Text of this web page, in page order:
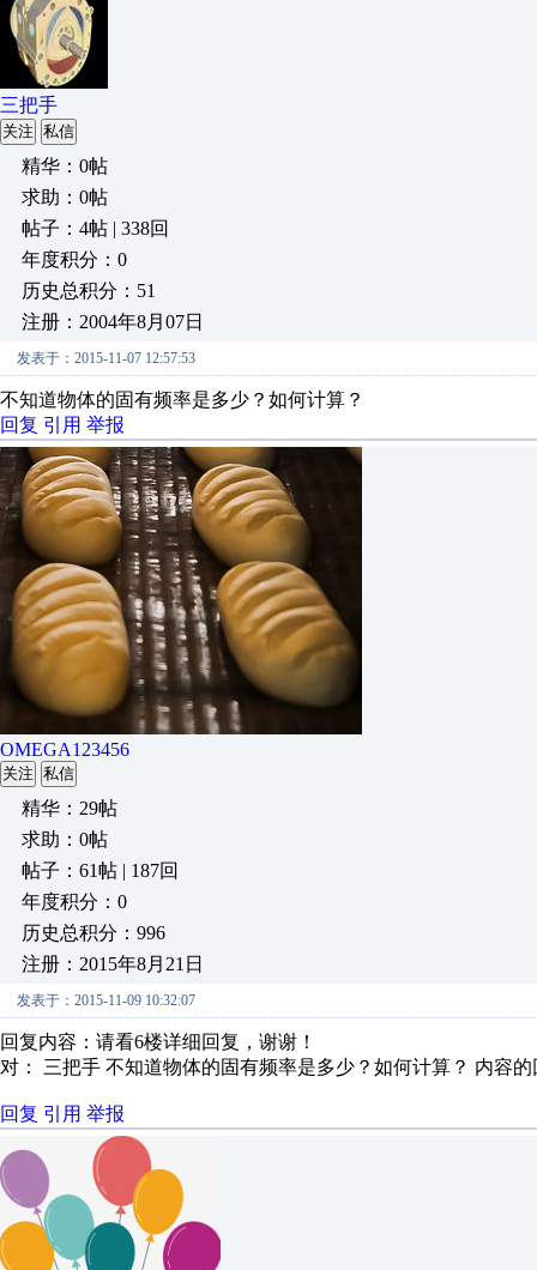
三把手
关注 私信
精华：0帖
求助：0帖
帖子：4帖 | 338回
年度积分：0
历史总积分：51
注册：2004年8月07日
发表于：2015-11-07 12:57:53
不知道物体的固有频率是多少？如何计算？
回复 引用 举报
OMEGA123456
关注 私信
精华：29帖
求助：0帖
帖子：61帖 | 187回
年度积分：0
历史总积分：996
注册：2015年8月21日
发表于：2015-11-09 10:32:07
回复内容：请看6楼详细回复，谢谢！
对： 三把手 不知道物体的固有频率是多少？如何计算？ 内容
回复 引用 举报